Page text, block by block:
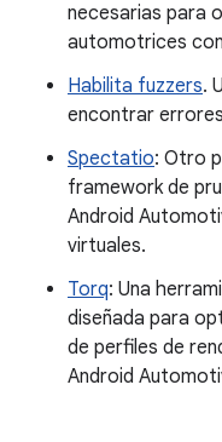
necesarias para
automotrices
Habilita fuzzers.
encontrar
Spectatio: Otro
framework de
Android
virtuales.
Torq: Una
diseñada para
de perfiles de
Android